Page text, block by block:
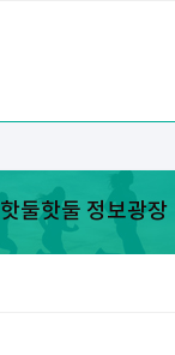
핫둘핫둘 정보광장